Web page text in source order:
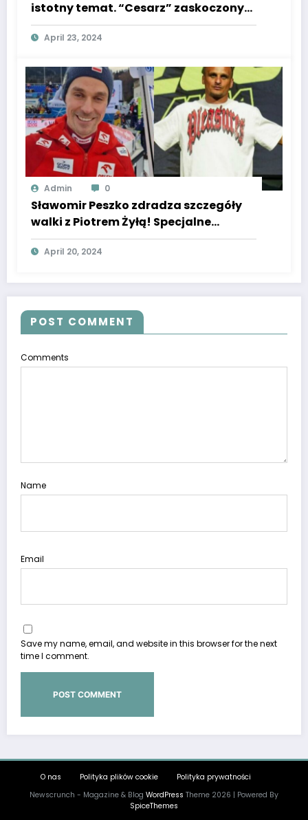
istotny temat. “Cesarz” zaskoczony
reakcją. Fani mieli tylko jedno wyjście
April 23, 2024
Admin 0
Sławomir Peszko zdradza szczegóły
walki z Piotrem Żyłą! Specjalne
warunki
April 20, 2024
POST COMMENT
Comments
Name
Email
Save my name, email, and website in this browser for the next
time I comment.
O nas Polityka plików cookie
Polityka prywatności
Newscrunch - Magazine & Blog WordPress Theme 2026 | Powered By
SpiceThemes